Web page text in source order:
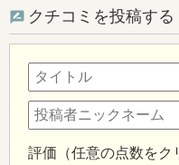
クチコミを投稿する
評価（任意の点数をク